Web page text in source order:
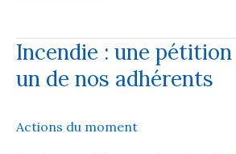
pour
le
lutte
Incendie : une
un de nos adhérents
Actions du moment